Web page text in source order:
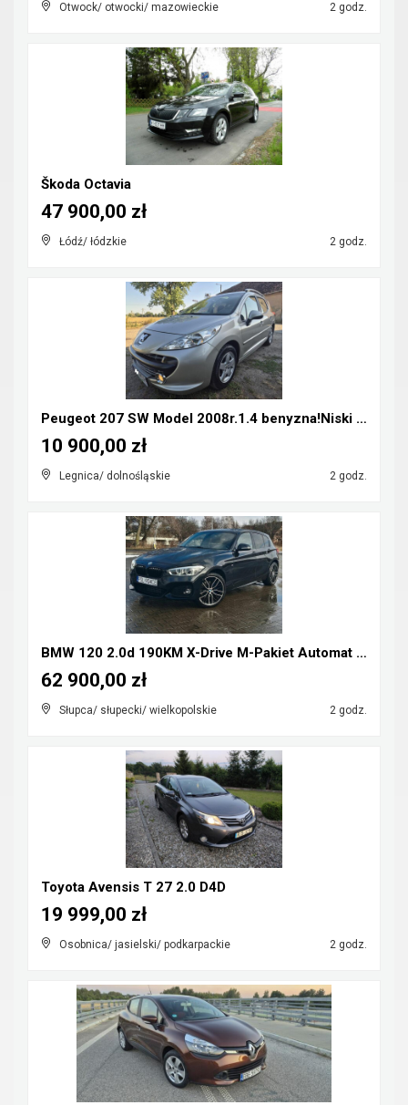
Otwock/ otwocki/ mazowieckie 2 godz.
Škoda Octavia
Łódź/ łódzkie 2 godz.
47 900,00 zł
Peugeot 207 SW Model 2008r.1.4 benyzna!Niski Przeb...
Legnica/ dolnośląskie 2 godz.
10 900,00 zł
BMW 120 2.0d 190KM X-Drive M-Pakiet Automat FULL L...
Słupca/ słupecki/ wielkopolskie 2 godz.
62 900,00 zł
Toyota Avensis T 27 2.0 D4D
Osobnica/ jasielski/ podkarpackie 2 godz.
19 999,00 zł